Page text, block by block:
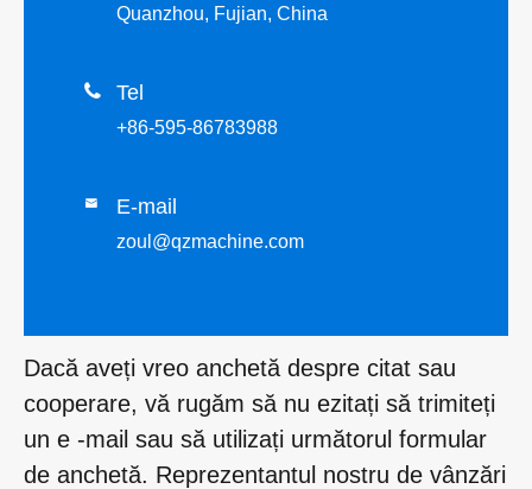
Quanzhou, Fujian, China
 Tel
+86-595-86783988
 E-mail
zoul@qzmachine.com
Dacă aveți vreo anchetă despre citat sau
cooperare, vă rugăm să nu ezitați să trimiteți
un e -mail sau să utilizați următorul formular
de anchetă. Reprezentantul nostru de vânzări